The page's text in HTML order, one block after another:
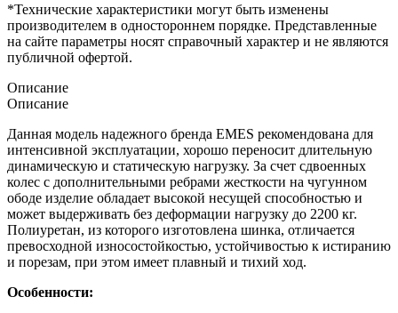
*Технические характеристики могут быть изменены
производителем в одностороннем порядке. Представленные
на сайте параметры носят справочный характер и не являются
публичной офертой.
Описание
Описание
Данная модель надежного бренда EMES рекомендована для
интенсивной эксплуатации, хорошо переносит длительную
динамическую и статическую нагрузку. За счет сдвоенных
колес с дополнительными ребрами жесткости на чугунном
ободе изделие обладает высокой несущей способностью и
может выдерживать без деформации нагрузку до 2200 кг.
Полиуретан, из которого изготовлена шинка, отличается
превосходной износостойкостью, устойчивостью к истиранию
и порезам, при этом имеет плавный и тихий ход.
Особенности: